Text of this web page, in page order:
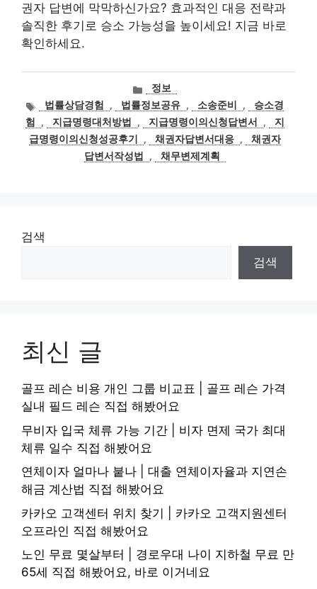
권자 답변에 막막하신가요? 효과적인 대응 전략과
솔직한 후기로 승소 가능성을 높이세요! 지금 바로
확인하세요.
카
테
고
리
정보
태법률상담경험 , 법률정보공유 , 소송준비 ,
승소경
험
, 지급명령대처방법 , 지급명령이의신청답변서 ,
지
급명령이의신청성공후기
, 채권자답변서대응 ,
채권자
답변서작성법
, 채무변제계획
검색
검색
최신 글
골프 레슨 비용 개인 그룹 비교표 | 골프 레슨 가격
실내 필드 레슨 직접 해봤어요
무비자 입국 체류 가능 기간 | 비자 면제 국가 최대
체류 일수 직접 해봤어요
연체이자 얼마나 붙나 | 대출 연체이자율과 지연손
해금 계산법 직접 해봤어요
카카오 고객센터 위치 찾기 | 카카오 고객지원센터
오프라인 직접 해봤어요
노인 무료 몇살부터 | 경로우대 나이 지하철 무료 만
65세 직접 해봤어요, 바로 이거네요